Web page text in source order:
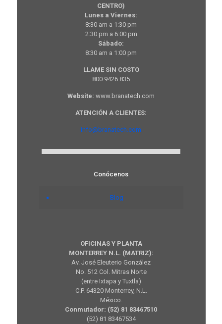
CENTRO)
Lunes a Viernes:
8:30 am a 1:30 pm
2:30 pm a 6:00 pm
Sábado:
8:30 am a 1:00 pm
LLAME SIN COSTO
800 9426 835
Website: www.branatech.com
ATENCIÓN A CLIENTES:
info@branatech.com
Conócenos
Blog
OFICINAS Y PLANTA
MONTERREY N.L. (MATRIZ):
Av. José Eleuterio González
No. 512 Col. Mitras Norte
(entre Ixtapa y Tuxtla)
C.P. 64320 Monterrey, N.L.
México.
Conmutador: (52) 81 83467510
(52) 81 83467534